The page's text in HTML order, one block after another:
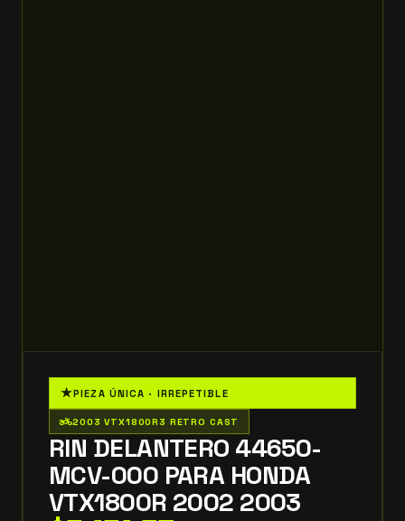
★PIEZA ÚNICA · IRREPETIBLE
two_wheeler2003 VTX1800R3 RETRO CAST
RIN DELANTERO 44650-
MCV-000 PARA HONDA
VTX1800R 2002 2003